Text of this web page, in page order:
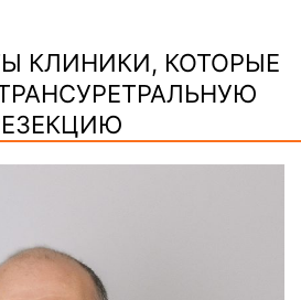
КЛИНИКИ, КОТОРЫЕ